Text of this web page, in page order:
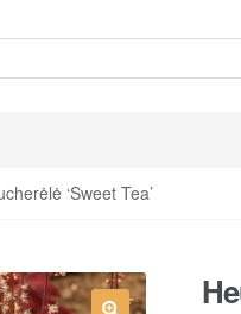
‘Sweet Tea’